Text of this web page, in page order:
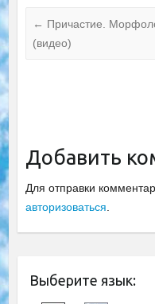
← Причастие.
(видео)
Добавить
Для отправки
авторизоваться
Выберите язык: